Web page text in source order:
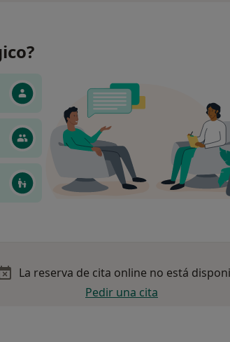
La reserva de cita online no está
Pedir una cita